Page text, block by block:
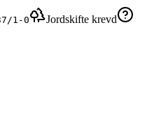
1-0
Jordskifte krevd